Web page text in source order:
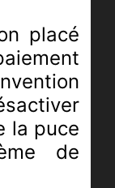
placé
la puce
de